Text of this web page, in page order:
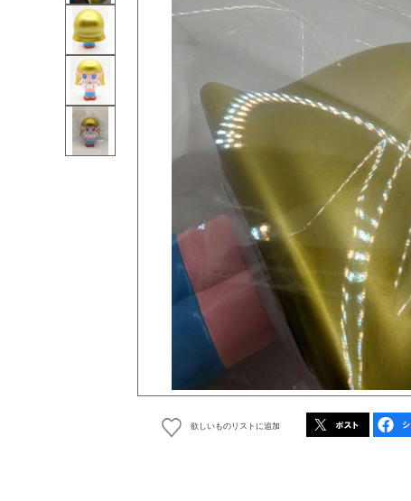
欲しいものリストに追加